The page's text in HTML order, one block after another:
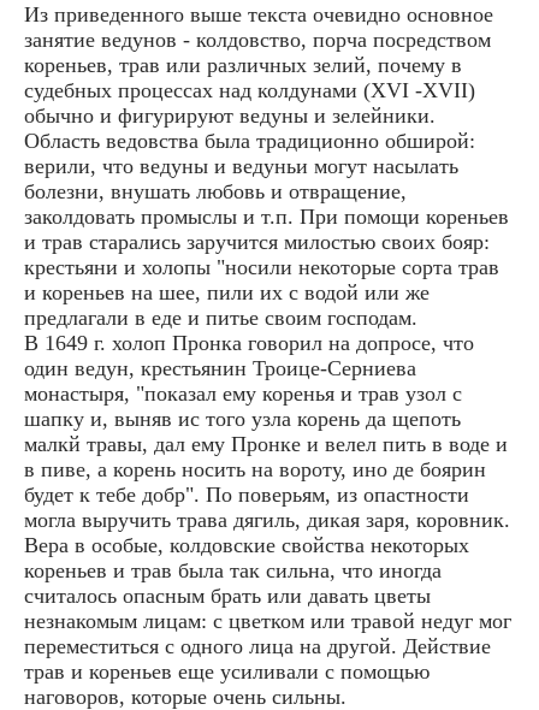
Из приведенного выше текста очевидно основное
занятие ведунов - колдовство, порча посредством
кореньев, трав или различных зелий, почему в
судебных процессах над колдунами (XVI -XVII)
обычно и фигурируют ведуны и зелейники.
Область ведовства была традиционно обширой:
верили, что ведуны и ведуньи могут насылать
болезни, внушать любовь и отвращение,
заколдовать промыслы и т.п. При помощи кореньев
и трав старались заручится милостью своих бояр:
крестьяни и холопы "носили некоторые сорта трав
и кореньев на шее, пили их с водой или же
предлагали в еде и питье своим господам.
В 1649 г. холоп Пронка говорил на допросе, что
один ведун, крестьянин Троице-Серниева
монастыря, "показал ему коренья и трав узол с
шапку и, выняв ис того узла корень да щепоть
малкй травы, дал ему Пронке и велел пить в воде и
в пиве, а корень носить на вороту, ино де боярин
будет к тебе добр". По поверьям, из опастности
могла выручить трава дягиль, дикая заря, коровник.
Вера в особые, колдовские свойства некоторых
кореньев и трав была так сильна, что иногда
считалось опасным брать или давать цветы
незнакомым лицам: с цветком или травой недуг мог
переместиться с одного лица на другой. Действие
трав и кореньев еще усиливали с помощью
наговоров, которые очень сильны.